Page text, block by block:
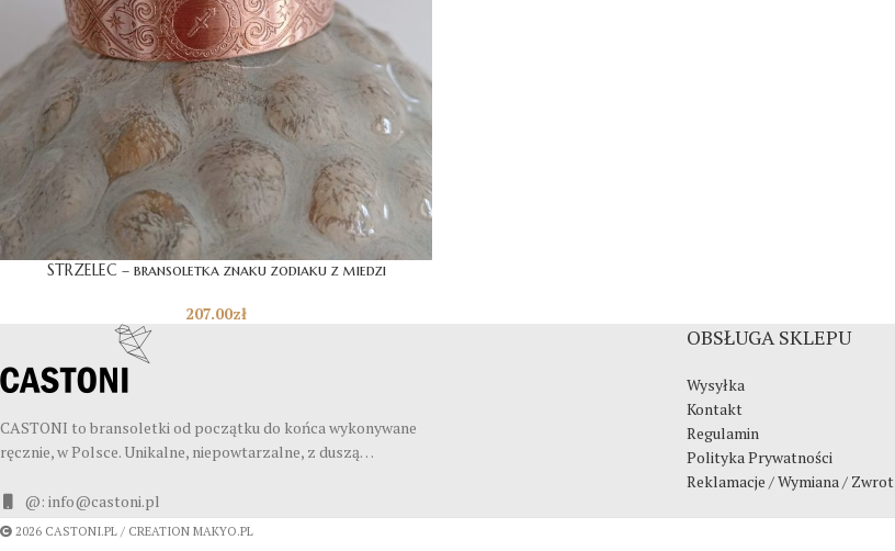
STRZELEC – bransoletka znaku zodiaku z miedzi
207.00zł
CASTONI to bransoletki od początku do końca wykonywane
ręcznie, w Polsce. Unikalne, niepowtarzalne, z duszą…
@: info@castoni.pl
OBSŁUGA SKLEPU
Wysyłka
Kontakt
Regulamin
Polityka Prywatności
Reklamacje / Wymiana / Zwrot
2026 CASTONI.PL / CREATION MAKYO.PL